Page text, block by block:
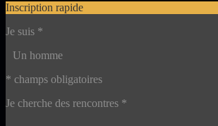
Inscription rapide
Je suis *
Un homme
* champs obligatoires
Je cherche des rencontres *